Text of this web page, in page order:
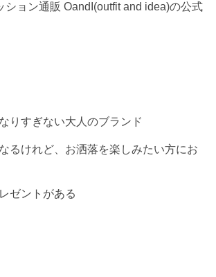
ション通販 OandI(outfit and idea)の公式
りすぎない大人のブランド
るけれど、お洒落を楽しみたい方にお
ゼントがある